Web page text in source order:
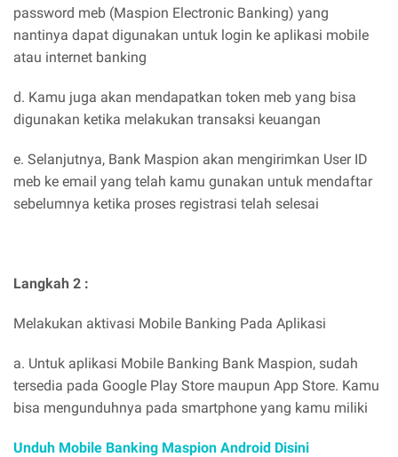
password meb (Maspion Electronic Banking) yang
nantinya dapat digunakan untuk login ke aplikasi mobile
atau internet banking
d. Kamu juga akan mendapatkan token meb yang bisa
digunakan ketika melakukan transaksi keuangan
e. Selanjutnya, Bank Maspion akan mengirimkan User ID
meb ke email yang telah kamu gunakan untuk mendaftar
sebelumnya ketika proses registrasi telah selesai
Langkah 2 :
Melakukan aktivasi Mobile Banking Pada Aplikasi
a. Untuk aplikasi Mobile Banking Bank Maspion, sudah
tersedia pada Google Play Store maupun App Store. Kamu
bisa mengunduhnya pada smartphone yang kamu miliki
Unduh Mobile Banking Maspion Android Disini